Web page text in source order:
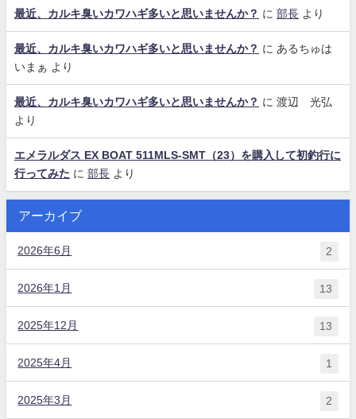
最近、カルキ臭いカワハギ多いと思いませんか？ に 部長 より
最近、カルキ臭いカワハギ多いと思いませんか？ に あるちゅは
いまぁ より
最近、カルキ臭いカワハギ多いと思いませんか？ に 渡辺 光弘
より
エメラルダス EX BOAT 511MLS-SMT（23）を購入して初釣行に
行ってみた に 部長 より
アーカイブ
2026年6月 2
2026年1月 13
2025年12月 13
2025年4月 1
2025年3月 2